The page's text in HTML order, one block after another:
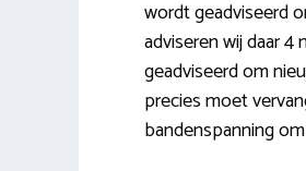
wordt geadviseerd
adviseren wij daar
geadviseerd om
precies moet
bandenspanning